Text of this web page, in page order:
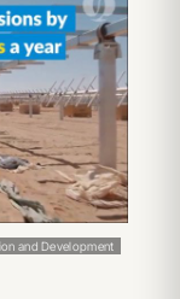
and Development